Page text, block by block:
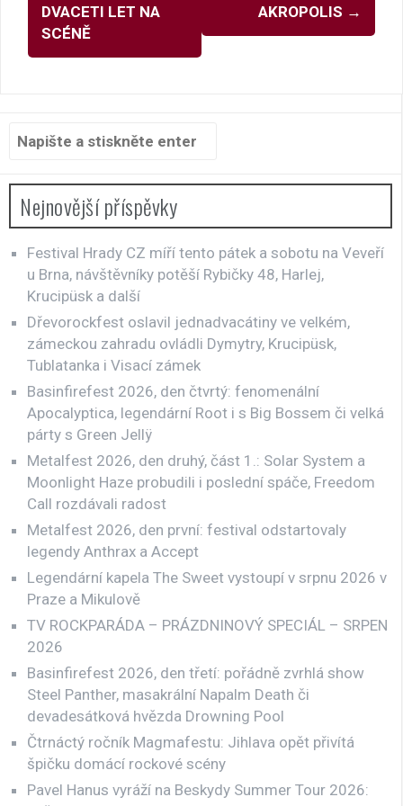
DVACETI LET NA
SCÉNĚ
AKROPOLIS →
Hledat:
Nejnovější příspěvky
Festival Hrady CZ míří tento pátek a sobotu na Veveří
u Brna, návštěvníky potěší Rybičky 48, Harlej,
Krucipüsk a další
Dřevorockfest oslavil jednadvacátiny ve velkém,
zámeckou zahradu ovládli Dymytry, Krucipüsk,
Tublatanka i Visací zámek
Basinfirefest 2026, den čtvrtý: fenomenální
Apocalyptica, legendární Root i s Big Bossem či velká
párty s Green Jellÿ
Metalfest 2026, den druhý, část 1.: Solar System a
Moonlight Haze probudili i poslední spáče, Freedom
Call rozdávali radost
Metalfest 2026, den první: festival odstartovaly
legendy Anthrax a Accept
Legendární kapela The Sweet vystoupí v srpnu 2026 v
Praze a Mikulově
TV ROCKPARÁDA – PRÁZDNINOVÝ SPECIÁL – SRPEN
2026
Basinfirefest 2026, den třetí: pořádně zvrhlá show
Steel Panther, masakrální Napalm Death či
devadesátková hvězda Drowning Pool
Čtrnáctý ročník Magmafestu: Jihlava opět přivítá
špičku domácí rockové scény
Pavel Hanus vyráží na Beskydy Summer Tour 2026: